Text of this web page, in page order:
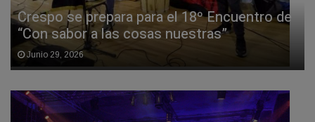
Crespo se prepara para el 18º Encuentro de
“Con sabor a las cosas nuestras”
Junio 29, 2026